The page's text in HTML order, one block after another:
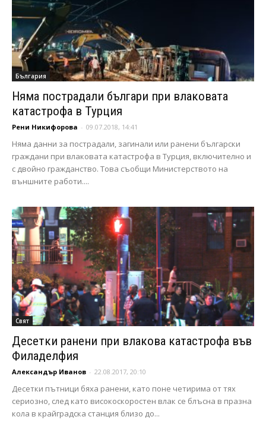
България
Няма пострадали българи при влаковата
катастрофа в Турция
Рени Никифорова - 09.07.2018, 14:41
Няма данни за пострадали, загинали или ранени български
граждани при влаковата катастрофа в Турция, включително и
с двойно гражданство. Това съобщи Министерството на
външните работи....
Свят
Десетки ранени при влакова катастрофа във
Филаделфия
Александър Иванов - 22.08.2017, 20:10
Десетки пътници бяха ранени, като поне четирима от тях
сериозно, след като високоскоростен влак се блъсна в празна
кола в крайградска станция близо до...